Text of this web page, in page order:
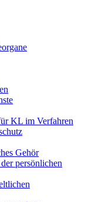
KL im Verfahren
Gehör
persönlichen